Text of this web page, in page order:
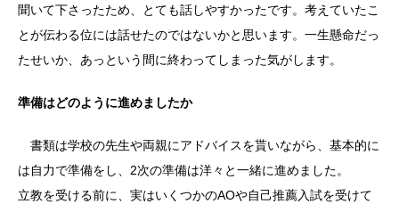
聞いて下さったため、とても話しやすかったです。考えていたこ
とが伝わる位には話せたのではないかと思います。一生懸命だっ
たせいか、あっという間に終わってしまった気がします。
準備はどのように進めましたか
書類は学校の先生や両親にアドバイスを貰いながら、基本的に
は自力で準備をし、2次の準備は洋々と一緒に進めました。
立教を受ける前に、実はいくつかのAOや自己推薦入試を受けて